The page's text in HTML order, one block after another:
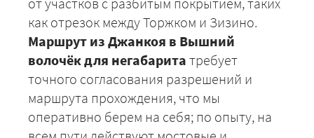
как отрезок между Торжком и Зизино.
Маршрут из Джанкоя в Вышний
волочёк для негабарита требует
точного согласования разрешений и
маршрута прохождения, что мы
оперативно берем на себя; по опыту, на